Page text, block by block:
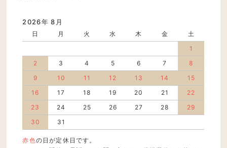
2026年 8月
日 月 火 水 木 金
土
1
2
3 4 5 6 7
8
9
10 11 12 13 14
15
16
17 18 19 20 21
22
23
24 25 26 27 28
29
30
31
赤色の日が定休日です。